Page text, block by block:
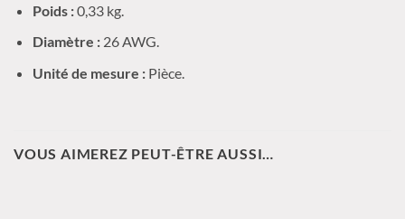
Poids :0,33 kg.
Diamètre :26 AWG.
Unité de mesure :Pièce.
VOUS AIMEREZ PEUT-ÊTRE AUSSI…